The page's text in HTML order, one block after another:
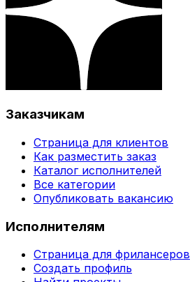
Заказчикам
Страница для клиентов
Как разместить заказ
Каталог исполнителей
Все категории
Опубликовать вакансию
Исполнителям
Страница для фрилансеров
Создать профиль